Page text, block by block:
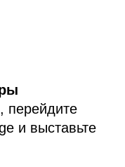
перейдите
и выставьте